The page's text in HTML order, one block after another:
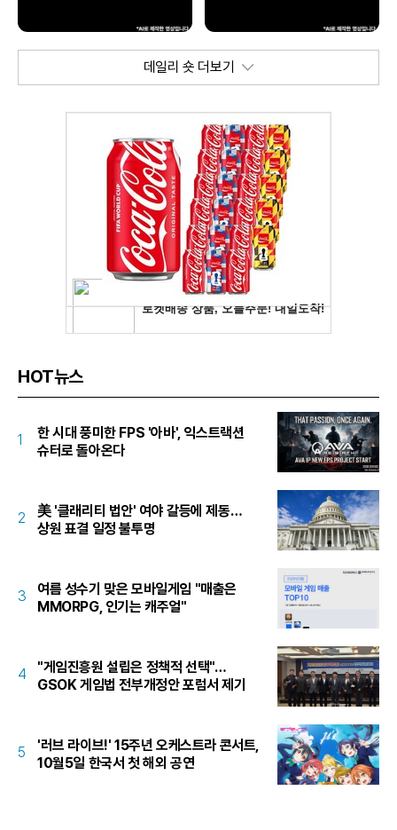
데일리 숏 더보기
HOT뉴스
1
한 시대 풍미한 FPS '아바', 익스트랙션
슈터로 돌아온다
2
美 '클래리티 법안' 여야 갈등에 제동…
상원 표결 일정 불투명
3
여름 성수기 맞은 모바일게임 "매출은
MMORPG, 인기는 캐주얼"
4
"게임진흥원 설립은 정책적 선택"…
GSOK 게임법 전부개정안 포럼서 제기
5
'러브 라이브!' 15주년 오케스트라 콘서트,
10월5일 한국서 첫 해외 공연